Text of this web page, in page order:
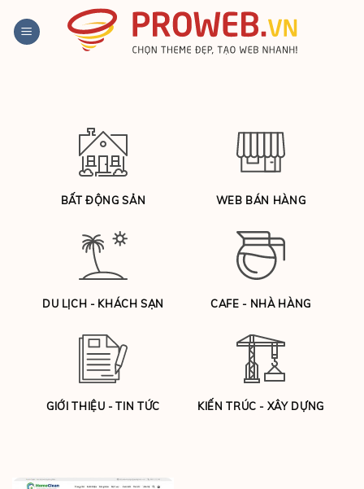
qua
BẤT ĐỘNG SẢN WEB BÁN HÀNG
DU LỊCH - KHÁCH SẠN CAFE - NHÀ HÀNG
GIỚI THIỆU - TIN TỨC KIẾN TRÚC - XÂY DỰNG